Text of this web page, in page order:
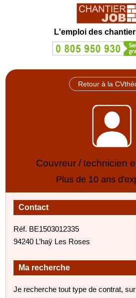
L'emploi des
Retour à la
Couvreur / technicien
Plus de 10 ans
Contact
Réf. BE1503012335
94240 L’haÿ Les Roses
Ma recherche
Je recherche tout type de contrat,